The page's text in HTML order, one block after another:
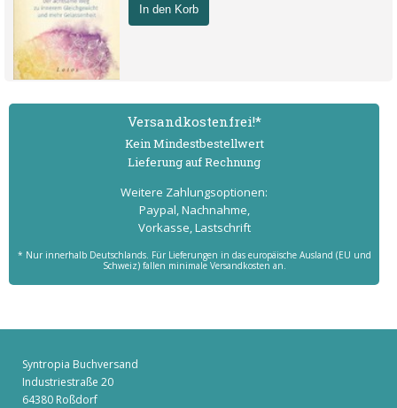
In den Korb
Versand­kostenfrei!*
Kein Mindest­bestell­wert
Lieferung auf Rechnung
Weitere Zahlungs­optionen:
Paypal, Nachnahme,
Vorkasse, Lastschrift
* Nur innerhalb Deutschlands. Für Lieferungen in das europäische Ausland (EU und
Schweiz) fallen minimale Versandkosten an.
Syntropia Buchversand
Industriestraße 20
64380 Roßdorf